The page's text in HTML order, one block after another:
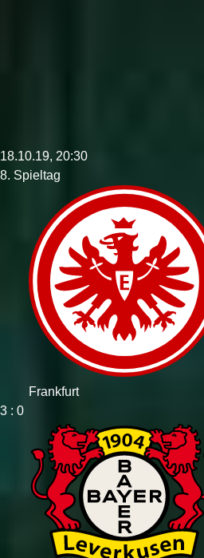
18.10.19, 20:30
8. Spieltag
Frankfurt
3 : 0